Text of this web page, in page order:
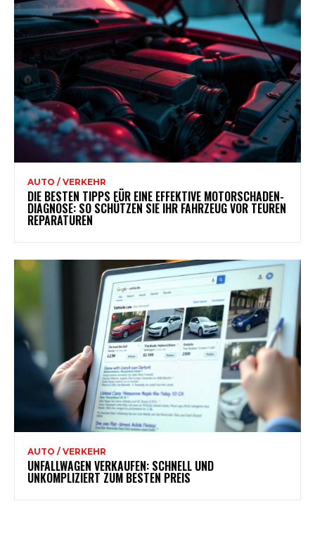
AUTO / VERKEHR
DIE BESTEN TIPPS FÜR EINE EFFEKTIVE MOTORSCHADEN-
DIAGNOSE: SO SCHÜTZEN SIE IHR FAHRZEUG VOR TEUREN
REPARATUREN
AUTO / VERKEHR
UNFALLWAGEN VERKAUFEN: SCHNELL UND
UNKOMPLIZIERT ZUM BESTEN PREIS